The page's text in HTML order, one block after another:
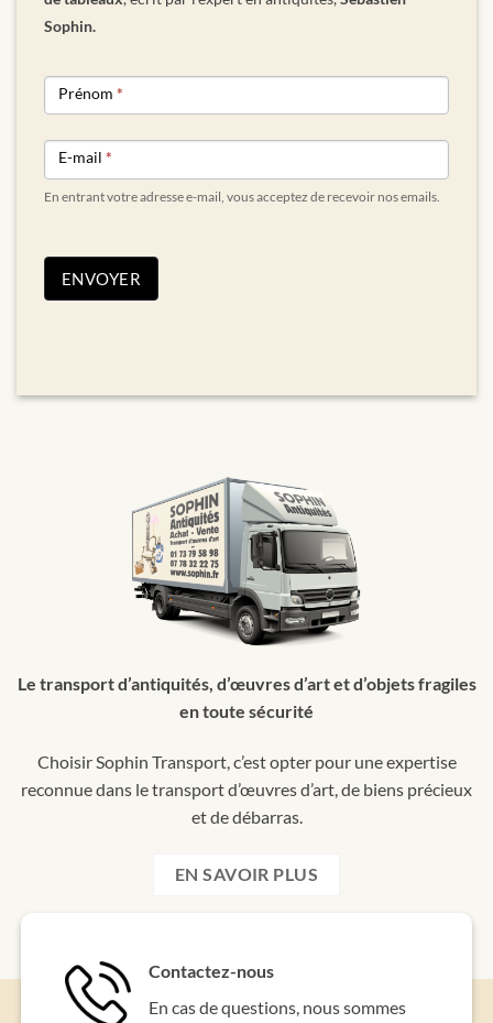
Sophin.
NEWSLETTER
FORM
Prénom *
E-mail *
En entrant votre adresse e-mail, vous acceptez de recevoir nos emails.
ENVOYER
Le transport d’antiquités, d’œuvres d’art et d’objets fragiles
en toute sécurité
Choisir Sophin Transport, c’est opter pour une expertise
reconnue dans le transport d’œuvres d’art, de biens précieux
et de débarras.
EN SAVOIR PLUS
Contactez-nous
En cas de questions, nous sommes